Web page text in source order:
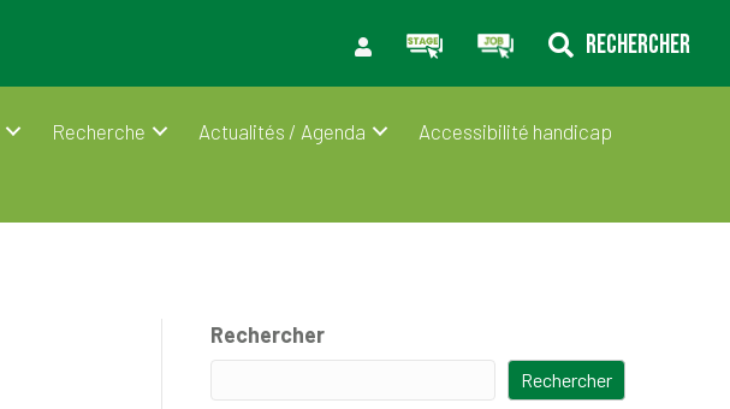
RECHERCHER
Recherche Actualités / Agenda Accessibilité handicap
Rechercher
Rechercher